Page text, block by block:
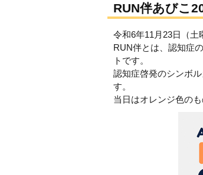
RUN伴あびこ
令和6年11月23日（土
RUN伴とは、認知症
トです。
認知症啓発のシンボ
す。
当日はオレンジ色の